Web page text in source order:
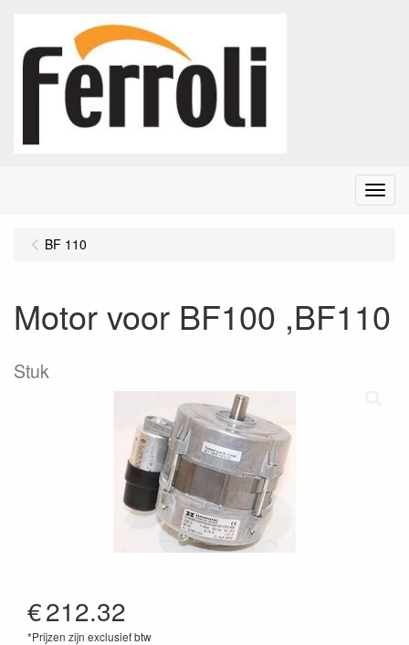
Menu
BF 110
Motor voor BF100 ,BF110
Stuk
€212.32
*Prijzen zijn exclusief btw